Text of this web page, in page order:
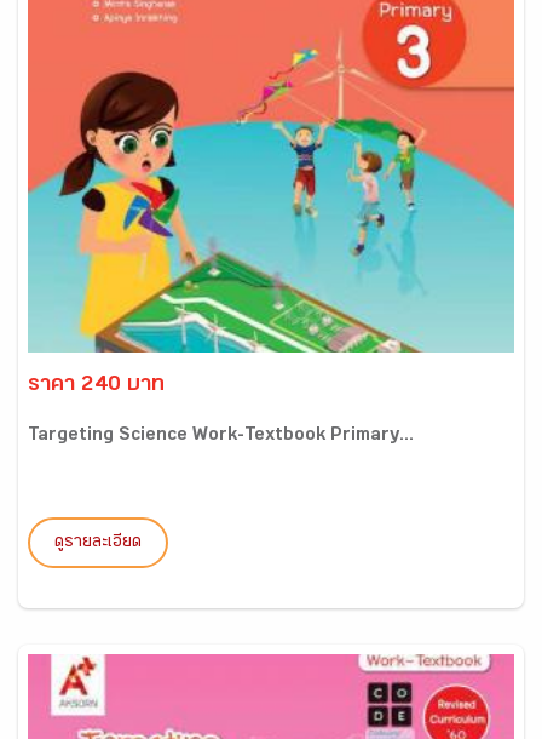
ราคา 240 บาท
Targeting Science Work-Textbook Primary...
ดูรายละเอียด